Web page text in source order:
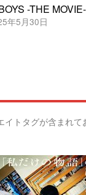
-THE MOVIE-
年5月30日
トタグが含まれ